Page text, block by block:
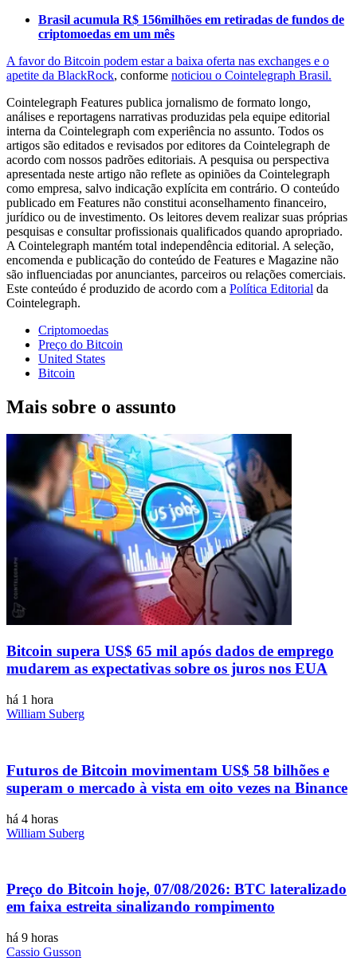
Brasil acumula R$ 156milhões em retiradas de fundos de
criptomoedas em um mês
A favor do Bitcoin podem estar a baixa oferta nas exchanges e o
apetite da BlackRock, conforme noticiou o Cointelegraph Brasil.
Cointelegraph Features publica jornalismo de formato longo,
análises e reportagens narrativas produzidas pela equipe editorial
interna da Cointelegraph com experiência no assunto. Todos os
artigos são editados e revisados por editores da Cointelegraph de
acordo com nossos padrões editoriais. A pesquisa ou perspectiva
apresentada neste artigo não reflete as opiniões da Cointelegraph
como empresa, salvo indicação explícita em contrário. O conteúdo
publicado em Features não constitui aconselhamento financeiro,
jurídico ou de investimento. Os leitores devem realizar suas próprias
pesquisas e consultar profissionais qualificados quando apropriado.
A Cointelegraph mantém total independência editorial. A seleção,
encomenda e publicação do conteúdo de Features e Magazine não
são influenciadas por anunciantes, parceiros ou relações comerciais.
Este conteúdo é produzido de acordo com a Política Editorial da
Cointelegraph.
Criptomoedas
Preço do Bitcoin
United States
Bitcoin
Mais sobre o assunto
Bitcoin supera US$ 65 mil após dados de emprego
mudarem as expectativas sobre os juros nos EUA
há 1 hora
William Suberg
Futuros de Bitcoin movimentam US$ 58 bilhões e
superam o mercado à vista em oito vezes na Binance
há 4 horas
William Suberg
Preço do Bitcoin hoje, 07/08/2026: BTC lateralizado
em faixa estreita sinalizando rompimento
há 9 horas
Cassio Gusson